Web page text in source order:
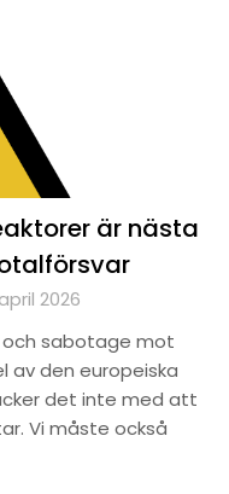
är nästa
2026
och sabotage mot
av den europeiska
det inte med att
Vi måste också